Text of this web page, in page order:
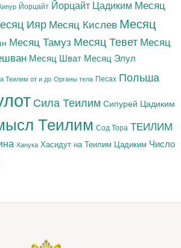
Йорцайт Йорцайт Цадиким Месяц
Ияр Месяц Кислев Месяц
Месяц Тамуз Месяц Тевет Месяц
Месяц Шват Месяц Элул
Теилим от и до Органы тела Песах Польша
Сила Теилим Сипурей Цадиким
Теилим Сод Тора ТЕИЛИМ
Ханука Хасидут на Теилим Цадиким Число